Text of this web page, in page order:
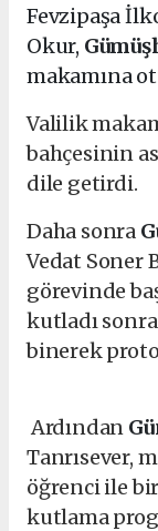
Fevzipaşa
Okur,
makamına
Valilik
bahçesinin
dile getirdi.
Daha sonra
Vedat Soner
görevinde
kutladı
binerek
Ardından
Tanrısever,
öğrenci ile
kutlama